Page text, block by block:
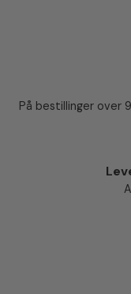
På bestillinger over